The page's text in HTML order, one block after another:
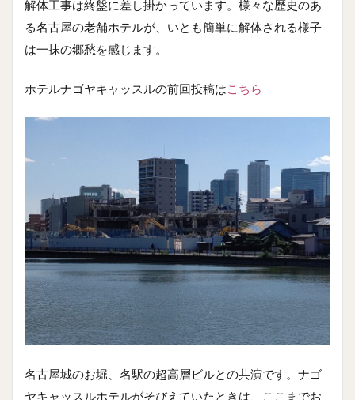
解体工事は終盤に差し掛かっています。様々な歴史のあ
る名古屋の老舗ホテルが、いとも簡単に解体される様子
は一抹の郷愁を感じます。
ホテルナゴヤキャッスルの前回投稿はこちら
名古屋城のお堀、名駅の超高層ビルとの共演です。ナゴ
ヤキャッスルホテルがそびえていたときは、ここまでお